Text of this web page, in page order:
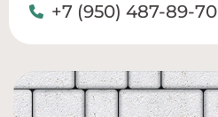
+7 (950) 487-89-70